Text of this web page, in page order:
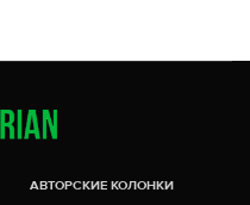
АВТОРСКИЕ КОЛОНКИ